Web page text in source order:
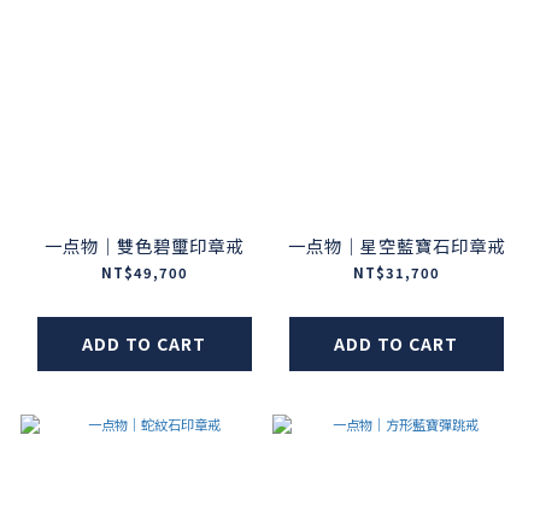
一点物｜雙色碧璽印章戒
NT$49,700
ADD TO CART
一点物｜星空藍寶石印章戒
NT$31,700
ADD TO CART